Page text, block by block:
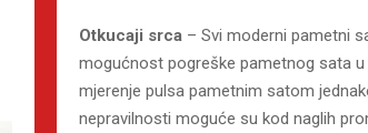
Otkucaji srca – Svi moderni pametni
mogućnost pogreške pametnog sata
mjerenje pulsa pametnim satom
nepravilnosti moguće su kod naglih